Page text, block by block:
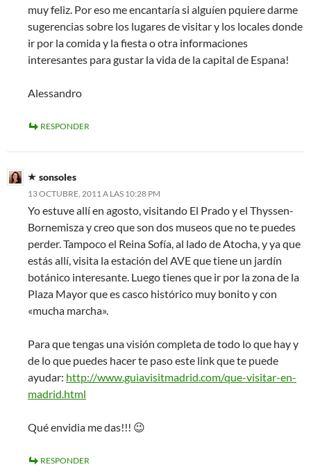
muy feliz. Por eso me encantaría si alguíen pquiere darme
sugerencias sobre los lugares de visitar y los locales donde
ir por la comida y la fiesta o otra informaciones
interesantes para gustar la vida de la capital de Espana!
Alessandro
RESPONDER
sonsoles
13 OCTUBRE, 2011 A LAS 10:28 PM
Yo estuve allí en agosto, visitando El Prado y el Thyssen-
Bornemisza y creo que son dos museos que no te puedes
perder. Tampoco el Reina Sofía, al lado de Atocha, y ya que
estás allí, visita la estación del AVE que tiene un jardín
botánico interesante. Luego tienes que ir por la zona de la
Plaza Mayor que es casco histórico muy bonito y con
«mucha marcha».
Para que tengas una visión completa de todo lo que hay y
de lo que puedes hacer te paso este link que te puede
ayudar: http://www.guiavisitmadrid.com/que-visitar-en-
madrid.html
Qué envidia me das!!! 😉
RESPONDER